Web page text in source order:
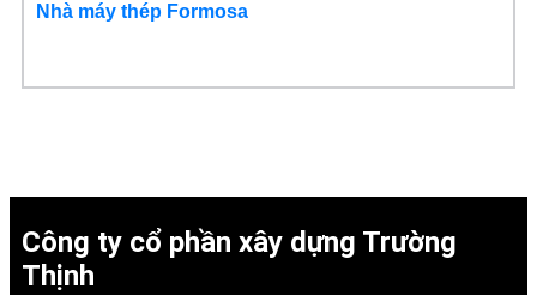
Nhà máy thép Formosa
Công ty cổ phần xây dựng Trường
Thịnh